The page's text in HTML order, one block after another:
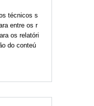
técnicos s
entre os r
os relatóri
do conteú